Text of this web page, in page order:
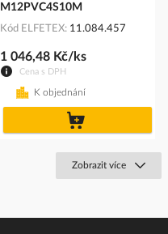
M12PVC4S10M
Kód ELFETEX 11.084.457
Cena s DPH
1 046,48 Kč/ks
K objednání
Zobrazit více